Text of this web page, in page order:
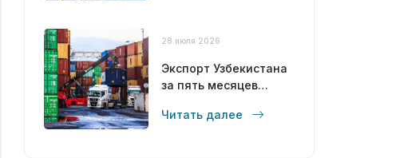
28 июля 2026
Экспорт Узбекистана
за пять месяцев
долларов
Читать далее